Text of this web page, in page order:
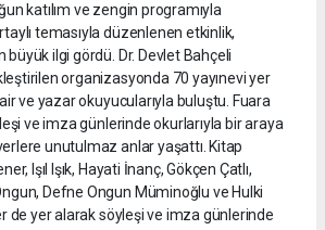
katılım ve zengin programıyla
temasıyla düzenlenen etkinlik,
ilgi gördü. Dr. Devlet Bahçeli
organizasyonda 70 yayınevi yer
ve yazar okuyucularıyla buluştu. Fuara
ve imza günlerinde okurlarıyla bir araya
unutulmaz anlar yaşattı. Kitap
Işıl Işık, Hayati İnanç, Gökçen Çatlı,
Defne Ongun Müminoğlu ve Hulki
de yer alarak söyleşi ve imza günlerinde